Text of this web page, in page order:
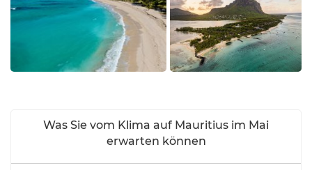
Was Sie vom Klima auf Mauritius im Mai
erwarten können